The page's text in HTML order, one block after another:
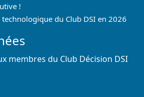
!
du Club DSI en 2026
membres du Club Décision DSI